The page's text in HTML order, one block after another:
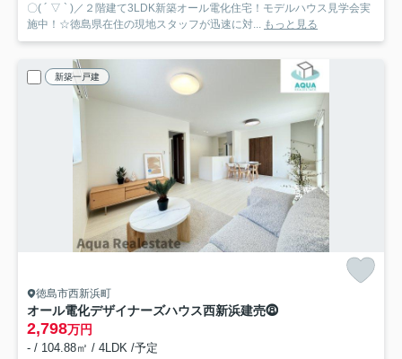
〇( ´ ▽ ` )／２階建て3LDK新築オール電化住宅！モデルハウス見学会実
施中！☆徳島県在住の現地スタッフが迅速に対...
もっと見る
新築一戸建
徳島市西新浜町
オール電化デザイナーズハウス西新浜建売⓼
2,798万円
- / 104.88㎡ / 4LDK /予定